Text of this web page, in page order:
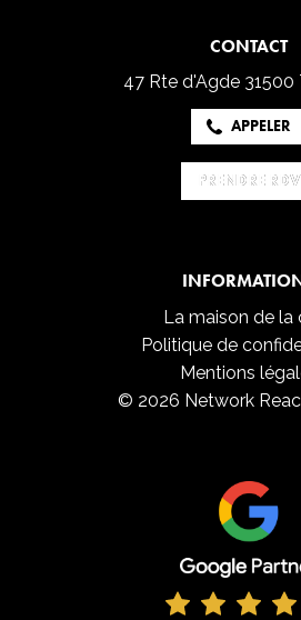
CONTACT
47 Rte d'Agde 31500
APPELER
PRENDRE RDV
PRENDRE RDV
La maison de la
Politique de
Mentions
© 2026 Network